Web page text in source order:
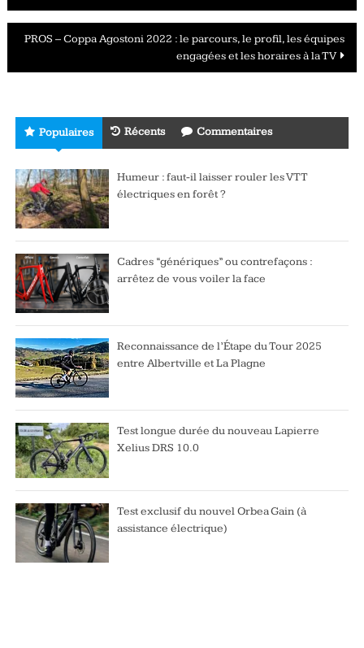
articles
PROS – Coppa Agostoni 2022 : le parcours, le profil, les équipes
engagées et les horaires à la TV
Populaires Récents Commentaires
Humeur : faut-il laisser rouler les VTT
électriques en forêt ?
Cadres “génériques” ou contrefaçons :
arrêtez de vous voiler la face
Reconnaissance de l’Étape du Tour 2025
entre Albertville et La Plagne
Test longue durée du nouveau Lapierre
Xelius DRS 10.0
Test exclusif du nouvel Orbea Gain (à
assistance électrique)